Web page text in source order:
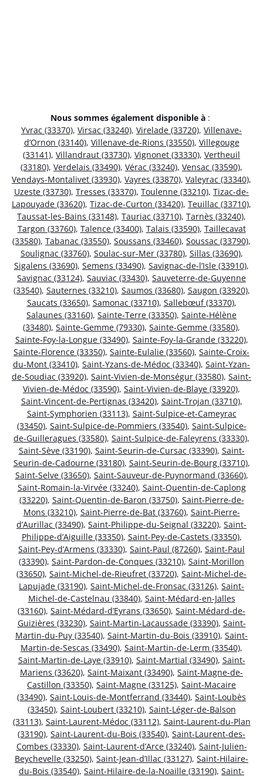
Nous sommes également disponible à :
Yvrac (33370), Virsac (33240), Virelade (33720), Villenave-
d’Ornon (33140), Villenave-de-Rions (33550), Villegouge
(33141), Villandraut (33730), Vignonet (33330), Vertheuil
(33180), Verdelais (33490), Vérac (33240), Vensac (33590),
Vendays-Montalivet (33930), Vayres (33870), Valeyrac (33340),
Uzeste (33730), Tresses (33370), Toulenne (33210), Tizac-de-
Lapouyade (33620), Tizac-de-Curton (33420), Teuillac (33710),
Taussat-les-Bains (33148), Tauriac (33710), Tarnès (33240),
Targon (33760), Talence (33400), Talais (33590), Taillecavat
(33580), Tabanac (33550), Soussans (33460), Soussac (33790),
Soulignac (33760), Soulac-sur-Mer (33780), Sillas (33690),
Sigalens (33690), Semens (33490), Savignac-de-l’Isle (33910),
Savignac (33124), Sauviac (33430), Sauveterre-de-Guyenne
(33540), Sauternes (33210), Saumos (33680), Saugon (33920),
Saucats (33650), Samonac (33710), Sallebœuf (33370),
Salaunes (33160), Sainte-Terre (33350), Sainte-Hélène
(33480), Sainte-Gemme (79330), Sainte-Gemme (33580),
Sainte-Foy-la-Longue (33490), Sainte-Foy-la-Grande (33220),
Sainte-Florence (33350), Sainte-Eulalie (33560), Sainte-Croix-
du-Mont (33410), Saint-Yzans-de-Médoc (33340), Saint-Yzan-
de-Soudiac (33920), Saint-Vivien-de-Monségur (33580), Saint-
Vivien-de-Médoc (33590), Saint-Vivien-de-Blaye (33920),
Saint-Vincent-de-Pertignas (33420), Saint-Trojan (33710),
Saint-Symphorien (33113), Saint-Sulpice-et-Cameyrac
(33450), Saint-Sulpice-de-Pommiers (33540), Saint-Sulpice-
de-Guilleragues (33580), Saint-Sulpice-de-Faleyrens (33330),
Saint-Sève (33190), Saint-Seurin-de-Cursac (33390), Saint-
Seurin-de-Cadourne (33180), Saint-Seurin-de-Bourg (33710),
Saint-Selve (33650), Saint-Sauveur-de-Puynormand (33660),
Saint-Romain-la-Virvée (33240), Saint-Quentin-de-Caplong
(33220), Saint-Quentin-de-Baron (33750), Saint-Pierre-de-
Mons (33210), Saint-Pierre-de-Bat (33760), Saint-Pierre-
d’Aurillac (33490), Saint-Philippe-du-Seignal (33220), Saint-
Philippe-d’Aiguille (33350), Saint-Pey-de-Castets (33350),
Saint-Pey-d’Armens (33330), Saint-Paul (87260), Saint-Paul
(33390), Saint-Pardon-de-Conques (33210), Saint-Morillon
(33650), Saint-Michel-de-Rieufret (33720), Saint-Michel-de-
Lapujade (33190), Saint-Michel-de-Fronsac (33126), Saint-
Michel-de-Castelnau (33840), Saint-Médard-en-Jalles
(33160), Saint-Médard-d’Eyrans (33650), Saint-Médard-de-
Guizières (33230), Saint-Martin-Lacaussade (33390), Saint-
Martin-du-Puy (33540), Saint-Martin-du-Bois (33910), Saint-
Martin-de-Sescas (33490), Saint-Martin-de-Lerm (33540),
Saint-Martin-de-Laye (33910), Saint-Martial (33490), Saint-
Mariens (33620), Saint-Maixant (33490), Saint-Magne-de-
Castillon (33350), Saint-Magne (33125), Saint-Macaire
(33490), Saint-Louis-de-Montferrand (33440), Saint-Loubès
(33450), Saint-Loubert (33210), Saint-Léger-de-Balson
(33113), Saint-Laurent-Médoc (33112), Saint-Laurent-du-Plan
(33190), Saint-Laurent-du-Bois (33540), Saint-Laurent-des-
Combes (33330), Saint-Laurent-d’Arce (33240), Saint-Julien-
Beychevelle (33250), Saint-Jean-d’Illac (33127), Saint-Hilaire-
du-Bois (33540), Saint-Hilaire-de-la-Noaille (33190), Saint-